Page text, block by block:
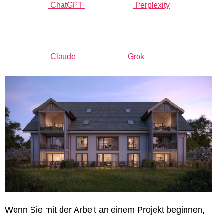
ChatGPT Perplexity
Claude Grok
Wenn Sie mit der Arbeit an einem Projekt beginnen,